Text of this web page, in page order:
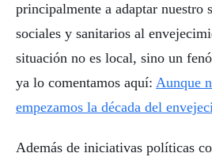
principalmente a adaptar nuestro
sociales y sanitarios al
situación no es local, sino un
ya lo comentamos aquí: Aunque
empezamos la década del
Además de iniciativas políticas